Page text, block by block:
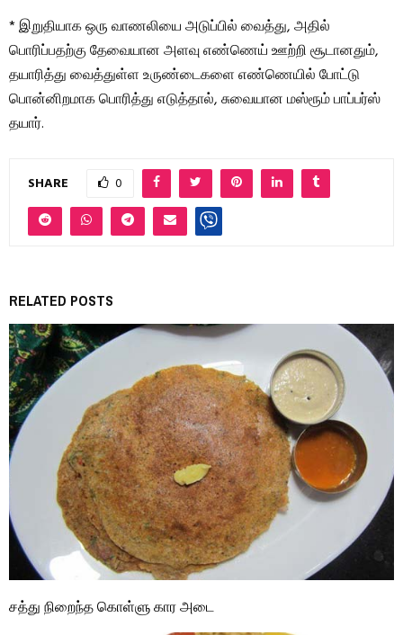
* இறுதியாக ஒரு வாணலியை அடுப்பில் வைத்து, அதில்
பொரிப்பதற்கு தேவையான அளவு எண்ணெய் ஊற்றி சூடானதும்,
தயாரித்து வைத்துள்ள உருண்டைகளை எண்ணெயில் போட்டு
பொன்னிறமாக பொரித்து எடுத்தால், சுவையான மஸ்ரூம் பாப்பர்ஸ்
தயார்.
SHARE 0
RELATED POSTS
சத்து நிறைந்த கொள்ளு கார அடை